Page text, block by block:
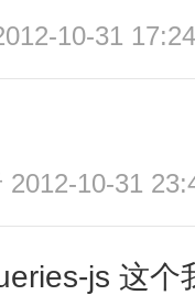
10-31 17:24
2012-10-31
js 这个